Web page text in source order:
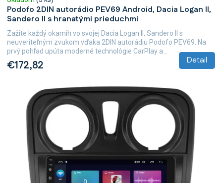
Podofo 2DIN autorádio PEV69 Android, Dacia Logan II,
Sandero II s hranatými prieduchmi
€172,82 Detail
Zažite každý okamih vo svojej Dacia Logan II, Sandero II s
neuveriteľným zvukom vďaka 2DIN autorádiu Podofo PEV69. Na
prvý pohľad upúta moderné technológie CarPlay a...